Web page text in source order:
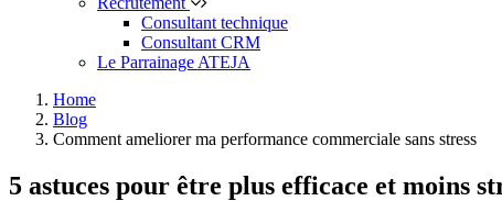
Consultant technique
Consultant CRM
Le Parrainage ATEJA
Home
Blog
Comment ameliorer ma performance commerciale sans stress
5 astuces pour être plus efficace et moins